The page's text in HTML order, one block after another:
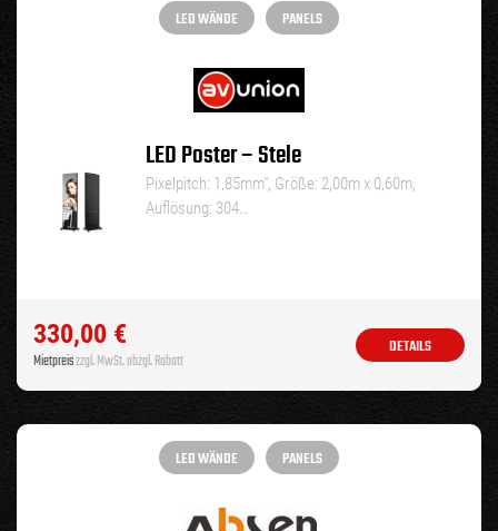
LED WÄNDE PANELS
LED Poster – Stele
Pixelpitch: 1,85mm″, Größe: 2,00m x 0,60m,
Auflösung: 304…
330,00 €
Mietpreiszzgl. MwSt. abzgl. Rabatt
DETAILS
LED WÄNDE PANELS